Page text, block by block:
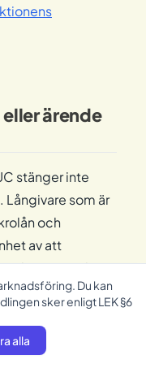
Du kan
sker enligt LEK §6
alla
ärende
stänger inte
Långivare som är
och
av att
och
äldre skulder.
utlåning
— kravet